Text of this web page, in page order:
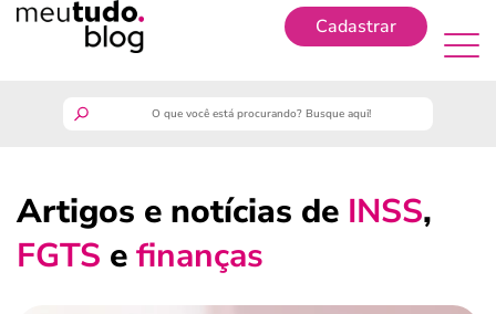
Cadastrar
guia do trabalhador
Artigos e notícias de INSS,
FGTS efinanças